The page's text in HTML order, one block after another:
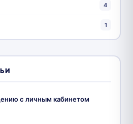
4
1
с личным кабинетом